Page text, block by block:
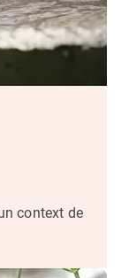
context de